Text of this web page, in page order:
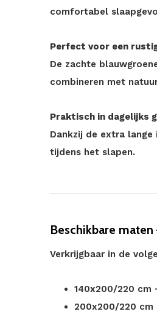
comfortabel
Perfect voor een
De zachte
combineren met
Praktisch in dagelijks
Dankzij de extra
tijdens het slapen.
Beschikbare
Verkrijgbaar in de
140x200/220 cm
200x200/220 cm